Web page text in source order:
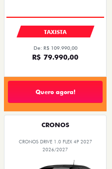
TAXISTA
De: R$ 109.990,00
R$ 79.990,00
Quero agora!
CRONOS
CRONOS DRIVE 1.0 FLEX 4P 2027
2026/2027